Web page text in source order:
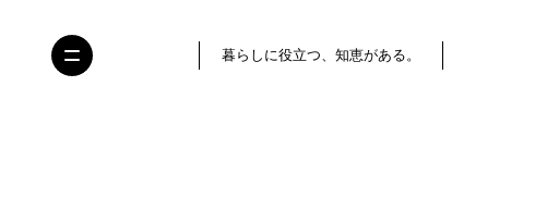
暮らしに役立つ、知恵がある。